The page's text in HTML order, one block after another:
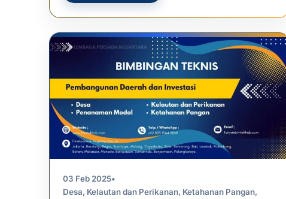
03 Feb 2025•
Desa, Kelautan dan Perikanan, Ketahanan Pangan,